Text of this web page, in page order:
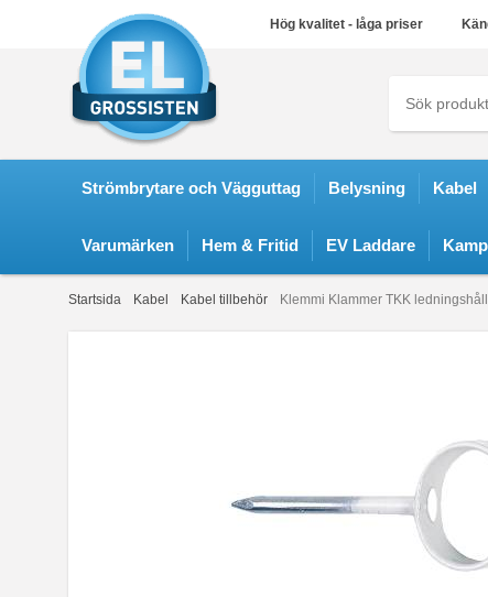
Hög kvalitet - låga priser
Strömbrytare och Vägguttag Belysning Kabel
Varumärken Hem & Fritid EV Laddare
Startsida Kabel Kabel tillbehör Klemmi Klammer TKK